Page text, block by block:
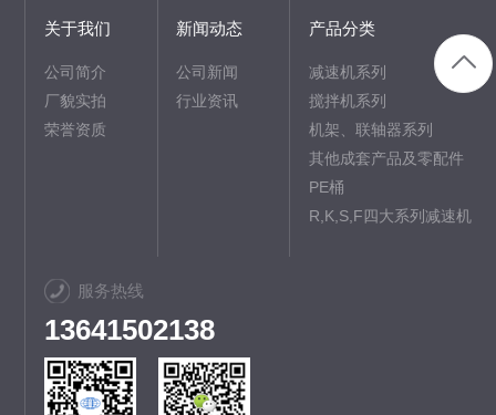
关于我们
公司简介
厂貌实拍
荣誉资质
新闻动态
公司新闻
行业资讯
产品分类
减速机系列
搅拌机系列
机架、联轴器系列
其他成套产品及零配件
PE桶
R,K,S,F四大系列减速机
服务热线
13641502138